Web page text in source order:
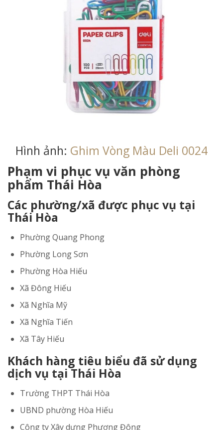
Hình ảnh: Ghim Vòng Màu Deli 0024
Phạm vi phục vụ văn phòng
phẩm Thái Hòa
Các phường/xã được phục vụ tại
Thái Hòa
Phường Quang Phong
Phường Long Sơn
Phường Hòa Hiếu
Xã Đông Hiếu
Xã Nghĩa Mỹ
Xã Nghĩa Tiến
Xã Tây Hiếu
Khách hàng tiêu biểu đã sử dụng
dịch vụ tại Thái Hòa
Trường THPT Thái Hòa
UBND phường Hòa Hiếu
Công ty Xây dựng Phương Đông